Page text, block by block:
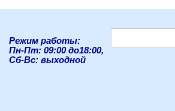
Режим работы:
Пн-Пт: 09:00 до18:00,
Сб-Вс: выходной